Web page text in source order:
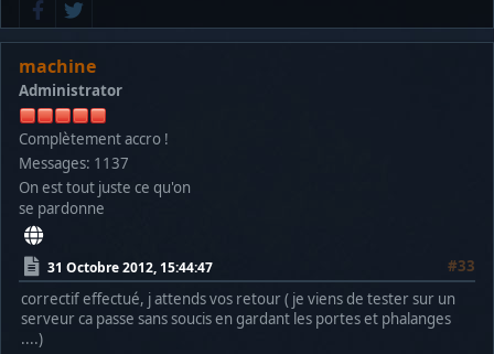
machine
Administrator
Complètement accro !
Messages: 1137
On est tout juste ce qu'on
se pardonne
31 Octobre 2012, 15:44:47
#33
correctif effectué, j attends vos retour ( je viens de tester sur un
serveur ca passe sans soucis en gardant les portes et phalanges
....)